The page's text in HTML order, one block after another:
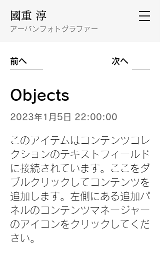
國重 淳
アーバンフォトグラファー
前へ 次へ
Objects
2023年1月5日 22:00:00
このアイテムはコンテンツコレ
クションのテキストフィールド
に接続されています。ここをダ
ブルクリックしてコンテンツを
追加します。左側にある追加パ
ネルのコンテンツマネージャー
のアイコンをクリックしてくだ
さい。